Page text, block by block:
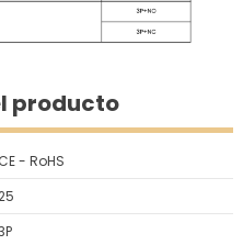
producto
CE - RoHS